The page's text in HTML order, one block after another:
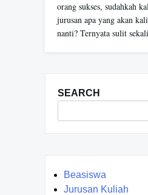
orang sukses, sudahkah
jurusan apa yang akan
nanti? Ternyata sulit
SEARCH
Beasiswa
Jurusan Kuliah